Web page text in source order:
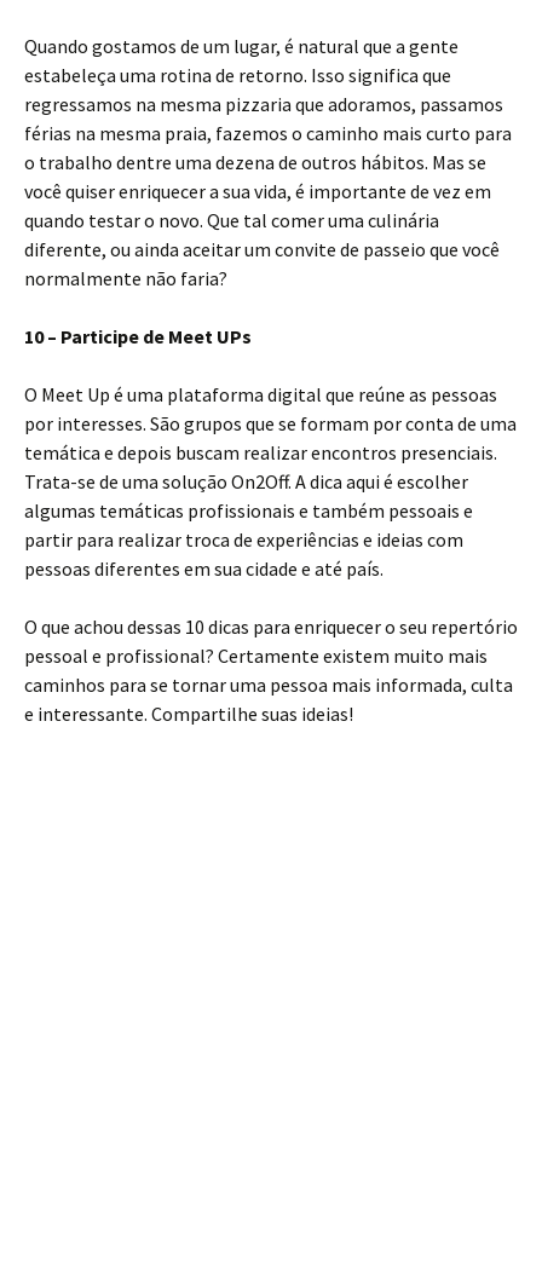
Quando gostamos de um lugar, é natural que a gente
estabeleça uma rotina de retorno. Isso significa que
regressamos na mesma pizzaria que adoramos, passamos
férias na mesma praia, fazemos o caminho mais curto para
o trabalho dentre uma dezena de outros hábitos. Mas se
você quiser enriquecer a sua vida, é importante de vez em
quando testar o novo. Que tal comer uma culinária
diferente, ou ainda aceitar um convite de passeio que você
normalmente não faria?
10 – Participe de Meet UPs
O Meet Up é uma plataforma digital que reúne as pessoas
por interesses. São grupos que se formam por conta de uma
temática e depois buscam realizar encontros presenciais.
Trata-se de uma solução On2Off. A dica aqui é escolher
algumas temáticas profissionais e também pessoais e
partir para realizar troca de experiências e ideias com
pessoas diferentes em sua cidade e até país.
O que achou dessas 10 dicas para enriquecer o seu repertório
pessoal e profissional? Certamente existem muito mais
caminhos para se tornar uma pessoa mais informada, culta
e interessante. Compartilhe suas ideias!